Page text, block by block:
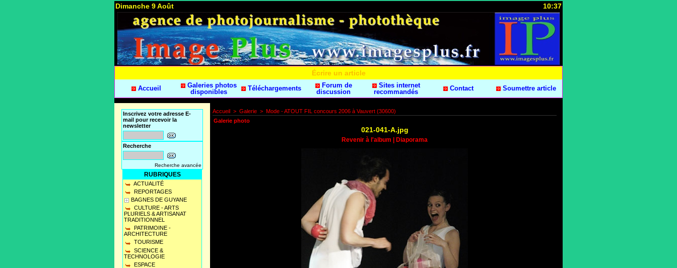
Dimanche 9 Août 10:37
Écrire un article
Accueil
Galeries photos
disponibles
Téléchargements
Forum de
discussion
Sites internet
recommandés
Contact Soumettre article
Inscrivez votre adresse E-
mail pour recevoir la
newsletter
Recherche
Recherche avancée
RUBRIQUES
ACTUALITÉ
REPORTAGES
BAGNES DE GUYANE
CULTURE - ARTS
PLURIELS & ARTISANAT
TRADITIONNEL
PATRIMOINE -
ARCHITECTURE
TOURISME
SCIENCE &
TECHNOLOGIE
ESPACE
Accueil > Galerie > Mode - ATOUT FIL concours 2006 à Vauvert (30600)
Galerie photo
021-041-A.jpg
Revenir à l'album Diaporama